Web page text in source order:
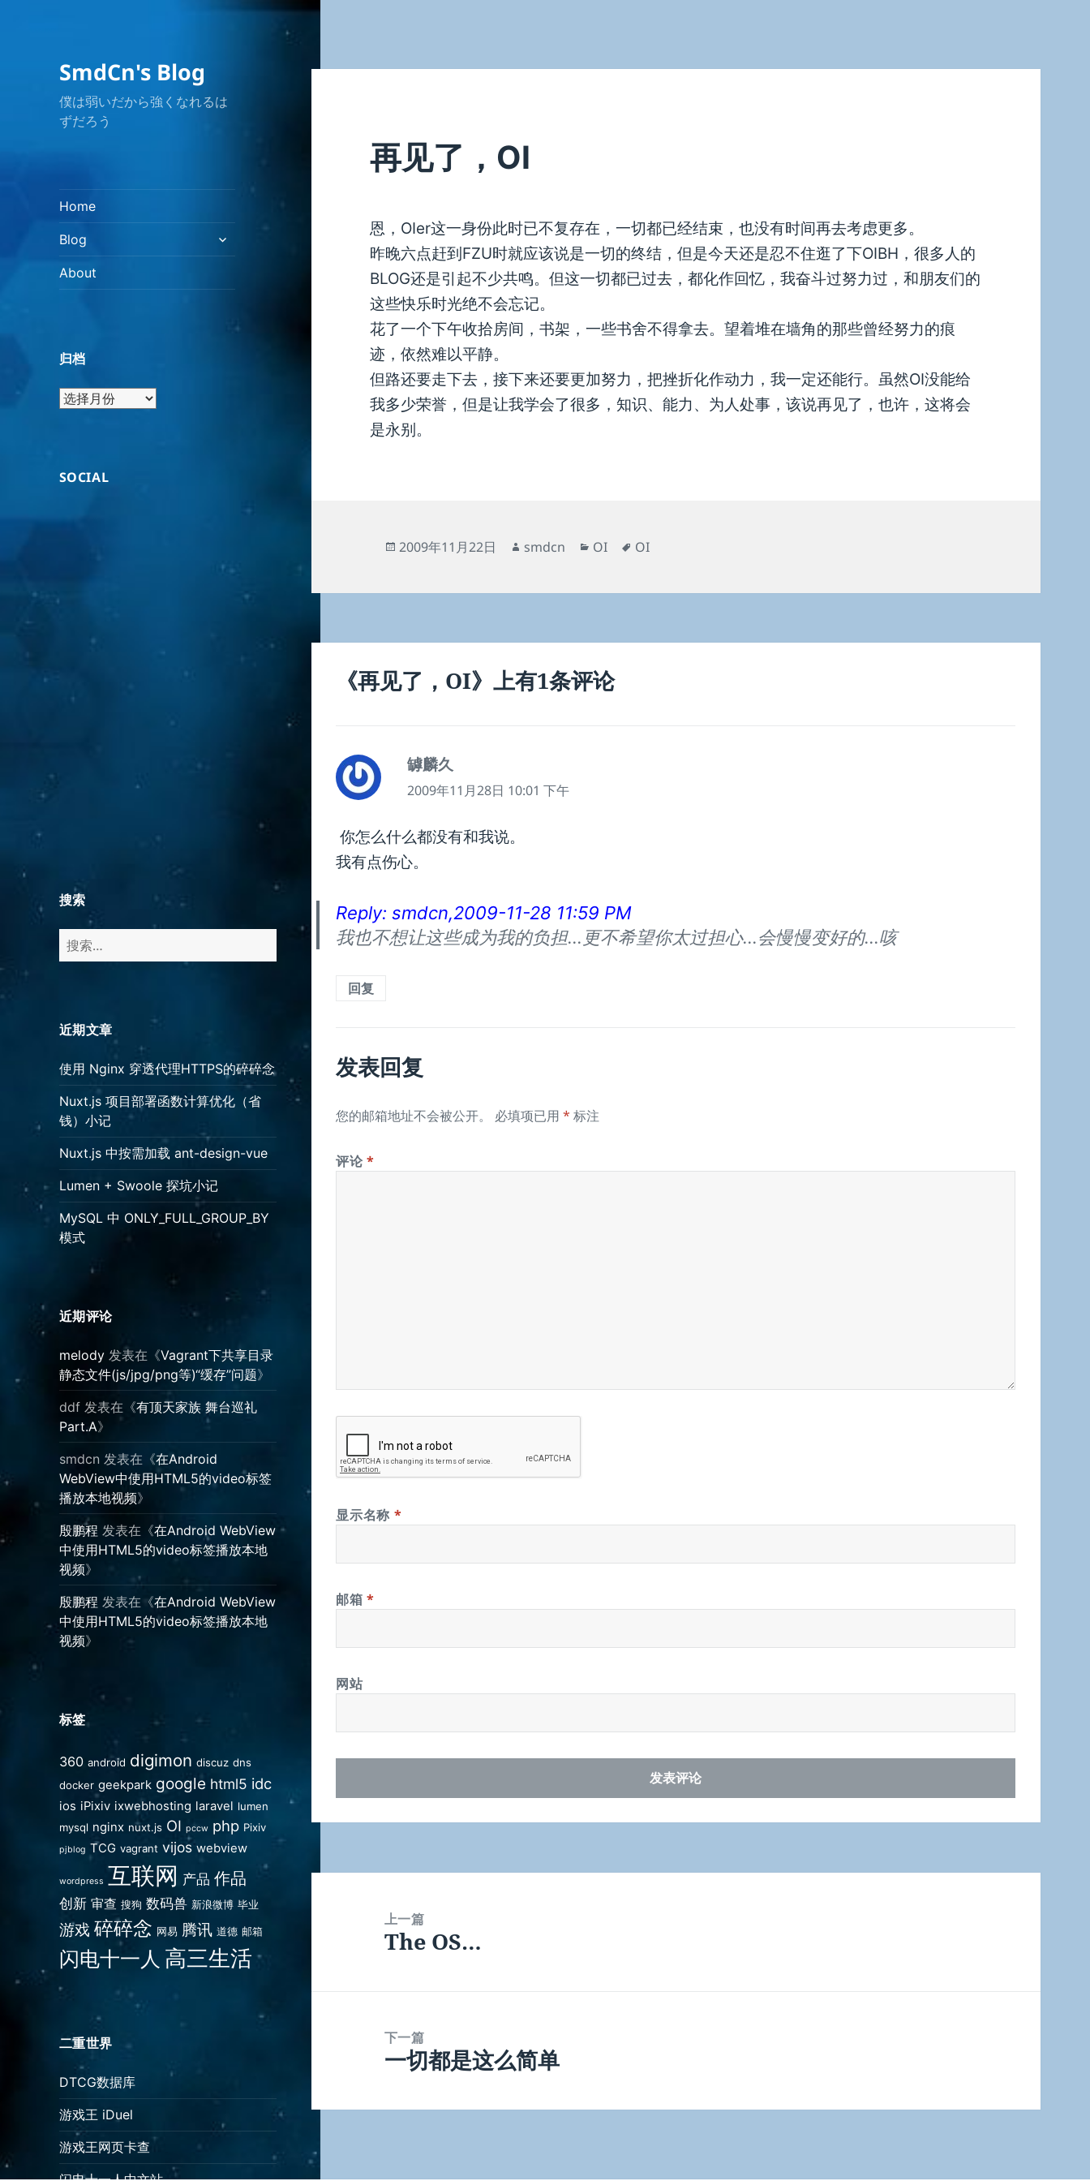
SmdCn's Blog
僕は弱いだから強くなれるは
ずだろう
Home
Blog
展
开
菜
About
归档
归
SOCIAL
搜索
搜
索：
近期文章
使用 Nginx 穿透代理HTTPS的碎碎念
Nuxt.js 项目部署函数计算优化（省
钱）小记
Nuxt.js 中按需加载 ant-design-vue
Lumen + Swoole 探坑小记
MySQL 中 ONLY_FULL_GROUP_BY
模式
近期评论
melody发表在《Vagrant下共享目录
静态文件(js/jpg/png等)“缓存”问题》
ddf发表在《有顶天家族 舞台巡礼
Part.A》
smdcn 发表在《在Android
WebView中使用HTML5的video标签
播放本地视频》
殷鹏程 发表在《在Android WebView
中使用HTML5的video标签播放本地
视频》
殷鹏程 发表在《在Android WebView
中使用HTML5的video标签播放本地
视频》
标签
360 android digimon discuz dns
docker geekpark google html5 idc
ios iPixiv ixwebhosting laravel lumen
mysql nginx nuxt.js OI pccw php Pixiv
pjblog TCG vagrant vijos webview
wordpress 互联网 产品 作品
创新 审查 搜狗 数码兽 新浪微博 毕业
游戏 碎碎念 网易 腾讯 道德 邮箱
闪电十一人 高三生活
二重世界
DTCG数据库
游戏王 iDuel
游戏王网页卡查
再见了，OI
恩，OIer这一身份此时已不复存在，一切都已经结束，也没有时间再去考虑更多。
昨晚六点赶到FZU时就应该说是一切的终结，但是今天还是忍不住逛了下OIBH，很多人的
BLOG还是引起不少共鸣。但这一切都已过去，都化作回忆，我奋斗过努力过，和朋友们的
这些快乐时光绝不会忘记。
花了一个下午收拾房间，书架，一些书舍不得拿去。望着堆在墙角的那些曾经努力的痕
迹，依然难以平静。
但路还要走下去，接下来还要更加努力，把挫折化作动力，我一定还能行。虽然OI没能给
我多少荣誉，但是让我学会了很多，知识、能力、为人处事，该说再见了，也许，这将会
是永别。
发
2009年11月22日
作
smdcn
分
OI
标
OI
《再见了，OI》上有1条评论
罅麟久
道：
2009年11月28日 10:01 下午
你怎么什么都没有和我说。
我有点伤心。
Reply: smdcn,2009-11-28 11:59 PM
我也不想让这些成为我的负担…更不希望你太过担心…会慢慢变好的…咳
回复
发表回复
您的邮箱地址不会被公开。 必填项已用* 标注
评论*
显示名称 *
邮箱*
网站
上一篇
上
The OS…
下一篇
下
文
一切都是这么简单